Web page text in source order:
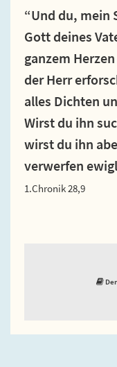
“Und du, mein
Gott deines
ganzem
der Herr
alles Dichten
Wirst du ihn
wirst du ihn
verwerfen
1.Chronik 28,9